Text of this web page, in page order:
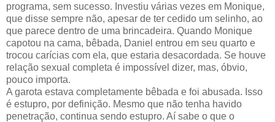
programa, sem sucesso. Investiu várias vezes em Monique,
que disse sempre não, apesar de ter cedido um selinho, ao
que parece dentro de uma brincadeira. Quando Monique
capotou na cama, bêbada, Daniel entrou em seu quarto e
trocou carícias com ela, que estaria desacordada. Se houve
relação sexual completa é impossível dizer, mas, óbvio,
pouco importa.
A garota estava completamente bêbada e foi abusada. Isso
é estupro, por definição. Mesmo que não tenha havido
penetração, continua sendo estupro. Aí sabe o que o